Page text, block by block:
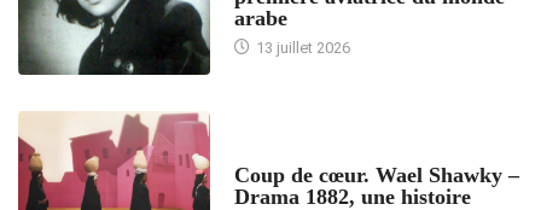
arabe
13 juillet 2026
Coup de cœur. Wael Shawky –
Drama 1882, une histoire